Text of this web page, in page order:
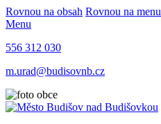
Rovnou na obsah Rovnou na menu
Menu
556 312 030
m.urad@budisovnb.cz